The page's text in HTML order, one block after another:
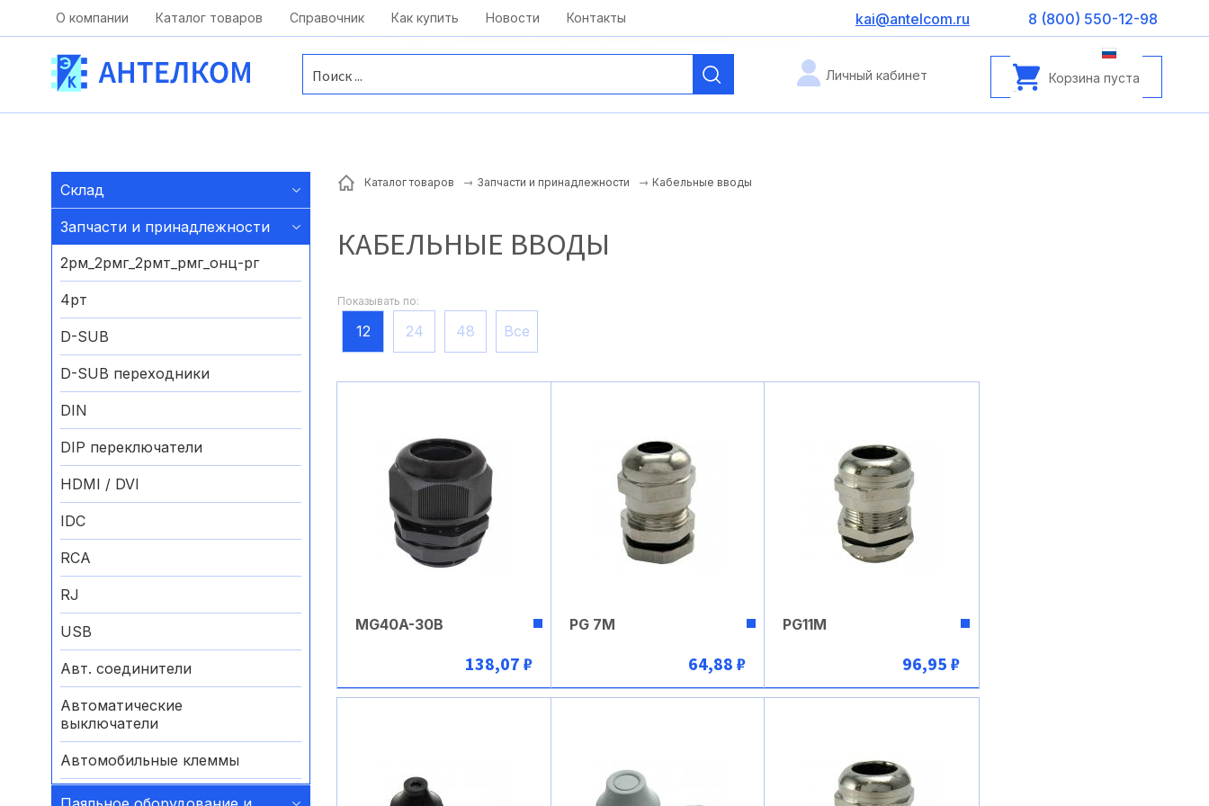
kai@antelcom.ru
Москва, ул. Московская, д.1 офис 1 c 08:00 до 20:00
О компании Каталог товаров Справочник Как купить Новости Контакты 8 (800) 550-12-98
kai@antelcom.ru
Корзина пуста
Личный кабинет
Склад
Запчасти и принадлежности
2рм_2рмг_2рмт_рмг_онц-рг
4рт
D-SUB
D-SUB переходники
DIN
DIP переключатели
HDMI / DVI
IDC
RCA
RJ
USB
Авт. соединители
Автоматические
выключатели
Автомобильные клеммы
Аккумуляторные батареи
Каталог товаров Запчасти и принадлежности Кабельные вводы
КАБЕЛЬНЫЕ ВВОДЫ
Показывать по:
12 24 48 Все
В корзину
MG40A-30B
138,07 ₽
В корзину
PG 7M
64,88 ₽
В корзину
PG11M
96,95 ₽